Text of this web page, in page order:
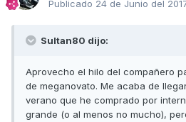
Publicado 24 de Junio del
Sultan80 dijo:
Aprovecho el hilo del compañero
de meganovato. Me acaba de
verano que he comprado por
grande (o al menos no mucho),